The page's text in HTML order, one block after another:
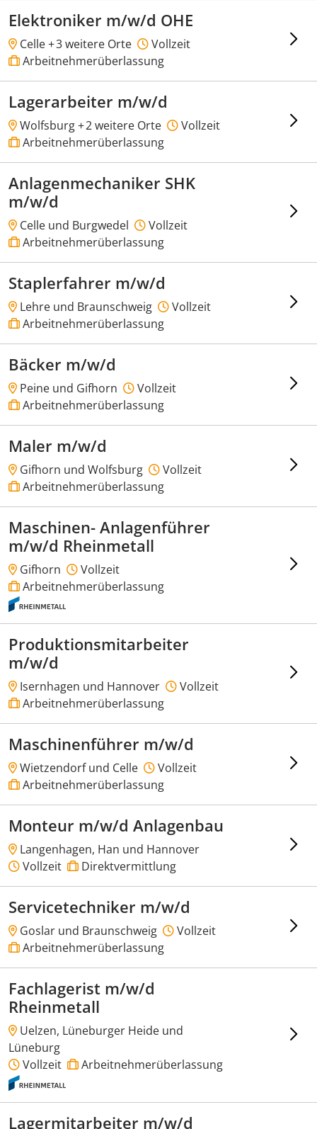
Elektroniker m/w/d OHE
Celle +3 weitere Orte
Vollzeit
Arbeitnehmerüberlassung
Lagerarbeiter m/w/d
Wolfsburg +2 weitere Orte
Vollzeit
Arbeitnehmerüberlassung
Anlagenmechaniker SHK
m/w/d
Celle und Burgwedel
Vollzeit
Arbeitnehmerüberlassung
Staplerfahrer m/w/d
Lehre und Braunschweig
Vollzeit
Arbeitnehmerüberlassung
Bäcker m/w/d
Peine und Gifhorn
Vollzeit
Arbeitnehmerüberlassung
Maler m/w/d
Gifhorn und Wolfsburg
Vollzeit
Arbeitnehmerüberlassung
Maschinen- Anlagenführer
m/w/d Rheinmetall
Gifhorn
Vollzeit
Arbeitnehmerüberlassung
Produktionsmitarbeiter
m/w/d
Isernhagen und Hannover
Vollzeit
Arbeitnehmerüberlassung
Maschinenführer m/w/d
Wietzendorf und Celle
Vollzeit
Arbeitnehmerüberlassung
Monteur m/w/d Anlagenbau
Langenhagen, Han und Hannover
Vollzeit
Direktvermittlung
Servicetechniker m/w/d
Goslar und Braunschweig
Vollzeit
Arbeitnehmerüberlassung
Fachlagerist m/w/d
Rheinmetall
Uelzen, Lüneburger Heide und
Lüneburg
Vollzeit
Arbeitnehmerüberlassung
Lagermitarbeiter m/w/d